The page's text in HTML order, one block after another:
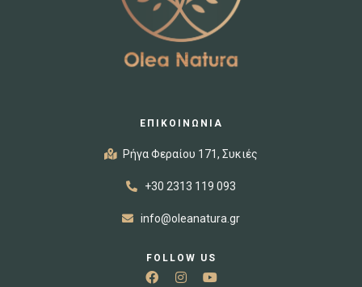
ΕΠΙΚΟΙΝΩΝΙΑ
Ρήγα Φεραίου 171, Συκιές
+30 2313 119 093
info@oleanatura.gr
FOLLOW US